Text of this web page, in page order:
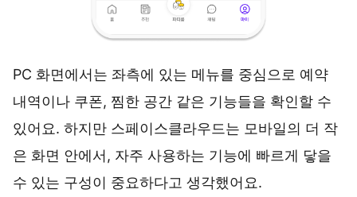
PC 화면에서는 좌측에 있는 메뉴를 중심으로 예약
내역이나 쿠폰, 찜한 공간 같은 기능들을 확인할 수
있어요. 하지만 스페이스클라우드는 모바일의 더 작
은 화면 안에서, 자주 사용하는 기능에 빠르게 닿을
수 있는 구성이 중요하다고 생각했어요.